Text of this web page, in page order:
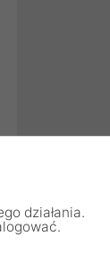
działania.